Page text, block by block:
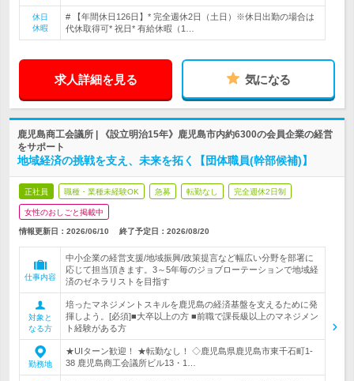
休日
休暇
# 【年間休日126日】* 完全週休2日（土日）※休日出勤の場合は
代休取得可* 祝日* 有給休暇（1…
求人詳細を見る 気になる
鹿児島商工会議所 | 《設立明治15年》鹿児島市内約6300の会員企業の経営
をサポート
地域経済の挑戦を支え、未来を拓く【団体職員(幹部候補)】
正社員 職種・業種未経験OK 急募 転勤なし 完全週休2日制
女性のおしごと掲載中
情報更新日：2026/06/10 終了予定日： 2026/08/20
仕事内容
中小企業の経営支援/地域振興/政策提言など幅広い分野を部署に
応じて担当頂きます。3～5年毎のジョブローテーションで地域経
済のゼネラリストを目指す
対象と
なる方
培ったマネジメントスキルを鹿児島の経済基盤を支えるために発
揮しよう。[必須]■大卒以上の方 ■前職で課長級以上のマネジメン
ト経験がある方
勤務地
★UIターン歓迎！ ★転勤なし！ ◇鹿児島県鹿児島市東千石町1-
38 鹿児島商工会議所ビル13・1…